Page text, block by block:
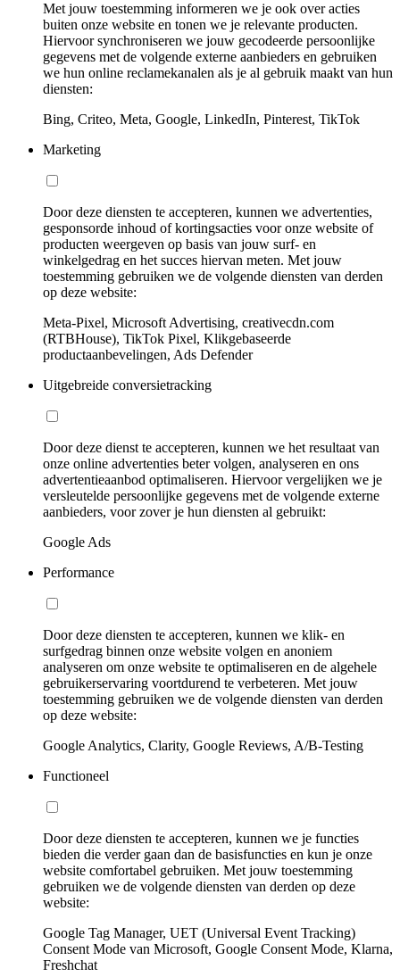
Met jouw toestemming informeren we je ook over acties
buiten onze website en tonen we je relevante producten.
Hiervoor synchroniseren we jouw gecodeerde persoonlijke
gegevens met de volgende externe aanbieders en gebruiken
we hun online reclamekanalen als je al gebruik maakt van hun
diensten:
Bing, Criteo, Meta, Google, LinkedIn, Pinterest, TikTok
Marketing
Door deze diensten te accepteren, kunnen we advertenties,
gesponsorde inhoud of kortingsacties voor onze website of
producten weergeven op basis van jouw surf- en
winkelgedrag en het succes hiervan meten. Met jouw
toestemming gebruiken we de volgende diensten van derden
op deze website:
Meta-Pixel, Microsoft Advertising, creativecdn.com
(RTBHouse), TikTok Pixel, Klikgebaseerde
productaanbevelingen, Ads Defender
Uitgebreide conversietracking
Door deze dienst te accepteren, kunnen we het resultaat van
onze online advertenties beter volgen, analyseren en ons
advertentieaanbod optimaliseren. Hiervoor vergelijken we je
versleutelde persoonlijke gegevens met de volgende externe
aanbieders, voor zover je hun diensten al gebruikt:
Google Ads
Performance
Door deze diensten te accepteren, kunnen we klik- en
surfgedrag binnen onze website volgen en anoniem
analyseren om onze website te optimaliseren en de algehele
gebruikerservaring voortdurend te verbeteren. Met jouw
toestemming gebruiken we de volgende diensten van derden
op deze website:
Google Analytics, Clarity, Google Reviews, A/B-Testing
Functioneel
Door deze diensten te accepteren, kunnen we je functies
bieden die verder gaan dan de basisfuncties en kun je onze
website comfortabel gebruiken. Met jouw toestemming
gebruiken we de volgende diensten van derden op deze
website:
Google Tag Manager, UET (Universal Event Tracking)
Consent Mode van Microsoft, Google Consent Mode, Klarna,
Freshchat